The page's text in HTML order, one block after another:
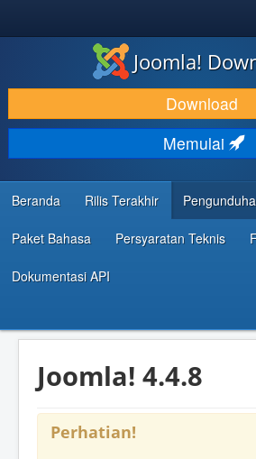
DOWNLOAD & KEMBANGKAN
TEMUKAN & PELAJARI
DUKUNGAN & KOMUNITAS
REFERENSI DEVELOPER
Joomla!
Download
Memulai
Beranda Rilis Terakhir
Paket Bahasa Persyaratan Teknis
Dokumentasi API
Joomla! 4.4.8
Perhatian!